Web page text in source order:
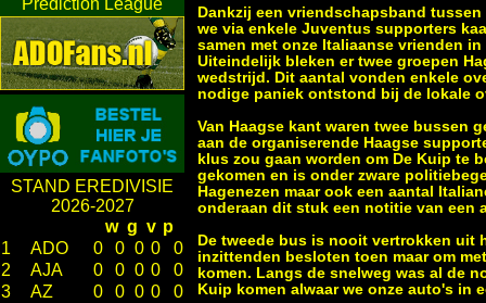
Prediction League
STAND EREDIVISIE
2026-2027
w g v p
1
ADO 0 0 0 0
0
2
AJA 0 0 0 0
0
3
AZ 0 0 0 0
0
Dankzij een vriendschapsband
we via enkele Juventus supporters
samen met onze Italiaanse vrienden
Uiteindelijk bleken er twee groepen
wedstrijd. Dit aantal vonden enkele
nodige paniek ontstond bij de lokale
Van Haagse kant waren twee bussen
aan de organiserende Haagse
klus zou gaan worden om De Kuip te
gekomen en is onder zware
Hagenezen maar ook een aantal
onderaan dit stuk een notitie van een
De tweede bus is nooit vertrokken uit
inzittenden besloten toen maar om
komen. Langs de snelweg was al de
Kuip komen alwaar we onze auto's in